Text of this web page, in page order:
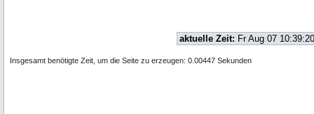
aktuelle Zeit: Fr Aug 07
Insgesamt benötigte Zeit, um die Seite zu erzeugen: 0.00447 Sekunden